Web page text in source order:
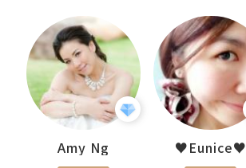
Amy Ng ♥Eunice♥